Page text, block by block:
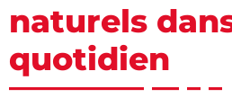
naturels
quotidien